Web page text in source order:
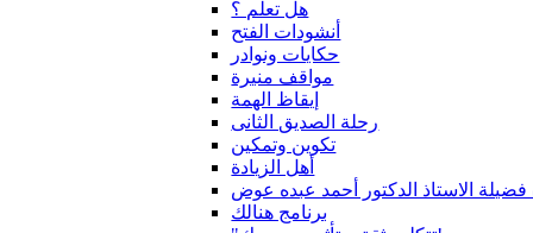
هل تعلم ؟
أنشودات الفتح
حكايات ونوادر
مواقف منيرة
إيقاظ الهمة
رحلة الصديق الثانى
تكوين وتمكين
أهل الزيادة
فضيلة الاستاذ الدكتور أحمد عبده عوض
برنامج هنالك